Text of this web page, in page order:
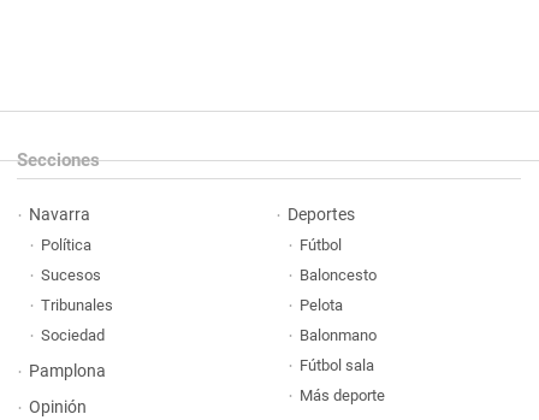
Secciones
Navarra
Política
Sucesos
Tribunales
Sociedad
Pamplona
Opinión
Deportes
Fútbol
Baloncesto
Pelota
Balonmano
Fútbol sala
Más deporte